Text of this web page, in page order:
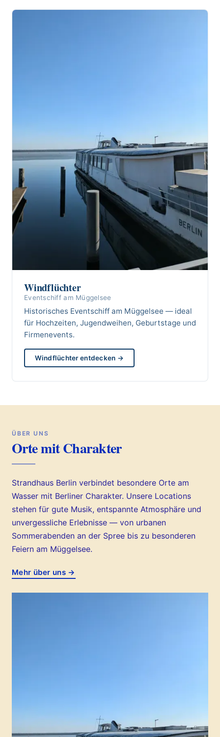
Windflüchter
Eventschiff am Müggelsee
Historisches Eventschiff am Müggelsee — ideal
für Hochzeiten, Jugendweihen, Geburtstage und
Firmenevents.
Windflüchter entdecken →
ÜBER UNS
Orte mit Charakter
Strandhaus Berlin verbindet besondere Orte am
Wasser mit Berliner Charakter. Unsere Locations
stehen für gute Musik, entspannte Atmosphäre und
unvergessliche Erlebnisse — von urbanen
Sommerabenden an der Spree bis zu besonderen
Feiern am Müggelsee.
Mehr über uns →